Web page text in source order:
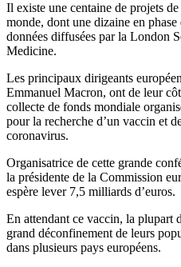
Il existe une centaine de projets
monde, dont une dizaine en phase
données diffusées par la London
Medicine.
Les principaux dirigeants
Emmanuel Macron, ont de leur
collecte de fonds mondiale
pour la recherche d’un vaccin et
coronavirus.
Organisatrice de cette grande
la présidente de la Commission
espère lever 7,5 milliards d’euros.
En attendant ce vaccin, la plupart
grand déconfinement de leurs
dans plusieurs pays européens.